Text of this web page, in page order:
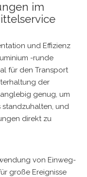
im
und Effizienz
-runde
für den Transport
der
genug, um
standzuhalten, und
direkt zu
von Einweg-
große Ereignisse